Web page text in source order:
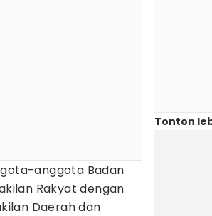
anggota Badan
Rakyat dengan
Daerah dan
Tonton